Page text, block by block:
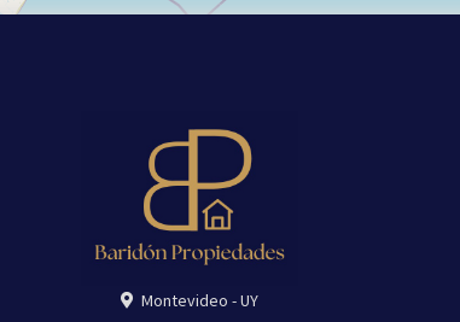
Montevideo - UY